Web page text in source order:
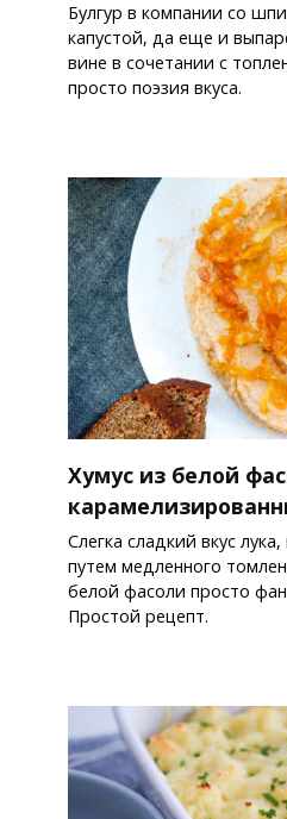
Булгур в компании со
капустой, да еще и
вине в сочетании с
просто поэзия вкуса.
Хумус из белой
Слегка сладкий вкус
путем медленного
белой фасоли просто
Простой рецепт.